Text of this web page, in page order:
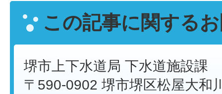
この記事に関する
堺市上下水道局 下水道施設課
〒590-0902 堺市堺区松屋大和